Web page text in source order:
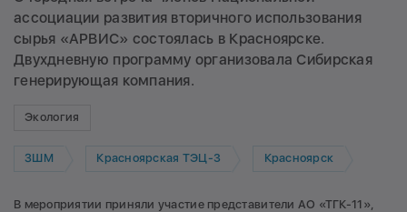
ассоциации развития вторичного использования
сырья «АРВИС» состоялась в Красноярске.
Двухдневную программу организовала Сибирская
генерирующая компания.
Экология
ЗШМ Красноярская ТЭЦ-3 Красноярск
В мероприятии приняли участие представители АО «ТГК-11»,